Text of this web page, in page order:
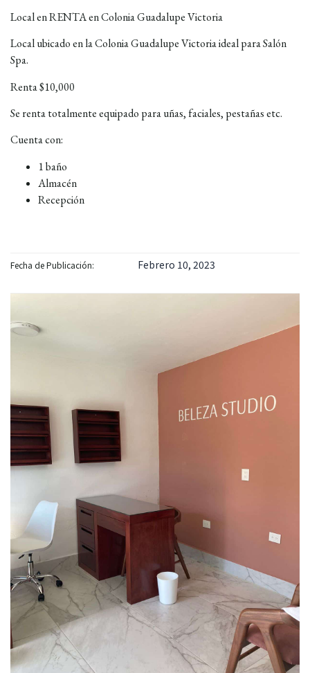
Local en RENTA en Colonia Guadalupe Victoria
Local ubicado en la Colonia Guadalupe Victoria ideal para Salón
Spa.
Renta $10,000
Se renta totalmente equipado para uñas, faciales, pestañas etc.
Cuenta con:
1 baño
Almacén
Recepción
Fecha de Publicación: Febrero 10, 2023